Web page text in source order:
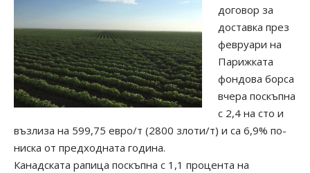
договор за
доставка през
февруари на
Парижката
фондова борса
вчера поскъпна
с 2,4 на сто и
възлиза на 599,75 евро/т (2800 злоти/т) и са 6,9% по-
ниска от предходната година.
Канадската рапица поскъпна с 1,1 процента на